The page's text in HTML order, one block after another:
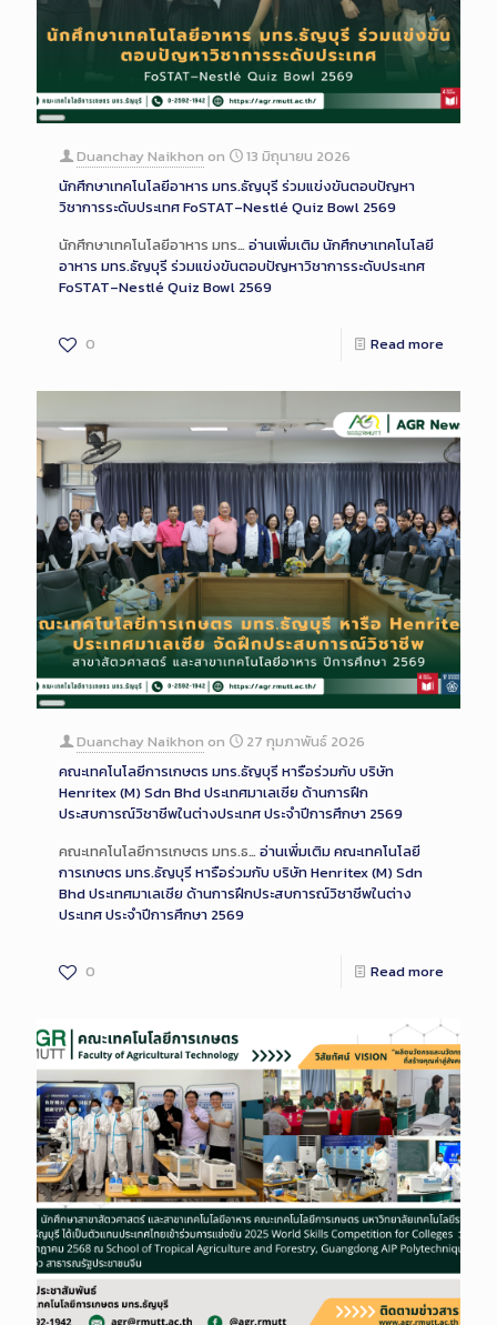
Long
Description
Duanchay Naikhon on
13 มิถุนายน 2026
นักศึกษาเทคโนโลยีอาหาร มทร.ธัญบุรี ร่วมแข่งขันตอบปัญหา
วิชาการระดับประเทศ FoSTAT–Nestlé Quiz Bowl 2569
นักศึกษาเทคโนโลยีอาหาร มทร… อ่านเพิ่มเติมนักศึกษาเทคโนโลยี
อาหาร มทร.ธัญบุรี ร่วมแข่งขันตอบปัญหาวิชาการระดับประเทศ
FoSTAT–Nestlé Quiz Bowl 2569
0 Read more
Long
Description
Duanchay Naikhon on
27 กุมภาพันธ์ 2026
คณะเทคโนโลยีการเกษตร มทร.ธัญบุรี หารือร่วมกับ บริษัท
Henritex (M) Sdn Bhd ประเทศมาเลเซีย ด้านการฝึก
ประสบการณ์วิชาชีพในต่างประเทศ ประจำปีการศึกษา 2569
คณะเทคโนโลยีการเกษตร มทร.ธ… อ่านเพิ่มเติมคณะเทคโนโลยี
การเกษตร มทร.ธัญบุรี หารือร่วมกับ บริษัท Henritex (M) Sdn
Bhd ประเทศมาเลเซีย ด้านการฝึกประสบการณ์วิชาชีพในต่าง
ประเทศ ประจำปีการศึกษา 2569
0 Read more